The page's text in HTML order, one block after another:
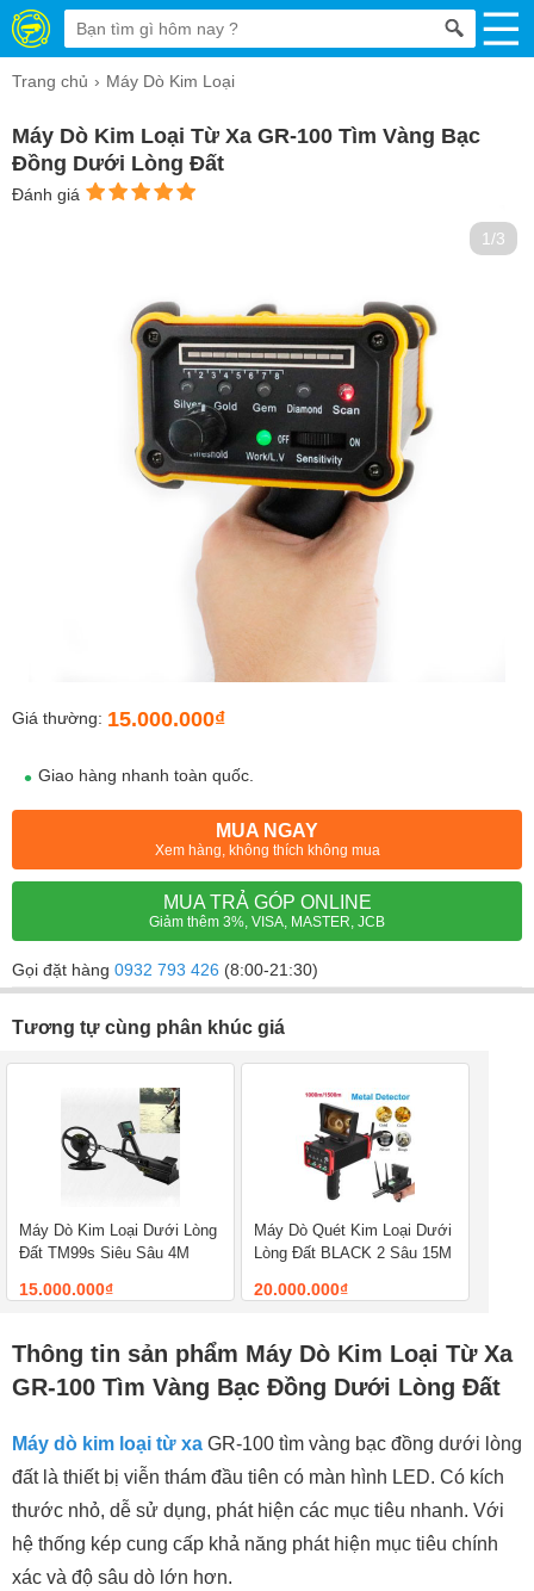
Trang chủ Máy Dò Kim Loại
Máy Dò Kim Loại Từ Xa GR-100 Tìm Vàng Bạc
Đồng Dưới Lòng Đất
Đánh giá
1/3
Giá thường: 15.000.000₫
Giao hàng nhanh toàn quốc.
MUA NGAY
Xem hàng, không thích không mua
MUA TRẢ GÓP ONLINE
Giảm thêm 3%, VISA, MASTER, JCB
Gọi đặt hàng 0932 793 426 (8:00-21:30)
Tương tự cùng phân khúc giá
Máy Dò Kim Loại Dưới Lòng
Đất TM99s Siêu Sâu 4M
15.000.000₫
Máy Dò Quét Kim Loại Dưới
Lòng Đất BLACK 2 Sâu 15M
20.000.000₫
Thông tin sản phẩm Máy Dò Kim Loại Từ Xa
GR-100 Tìm Vàng Bạc Đồng Dưới Lòng Đất
Máy dò kim loại từ xa GR-100 tìm vàng bạc đồng dưới lòng
đất là thiết bị viễn thám đầu tiên có màn hình LED. Có kích
thước nhỏ, dễ sử dụng, phát hiện các mục tiêu nhanh. Với
hệ thống kép cung cấp khả năng phát hiện mục tiêu chính
xác và độ sâu dò lớn hơn.